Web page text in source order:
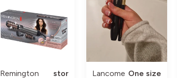
Remington
stor
Lancome One size